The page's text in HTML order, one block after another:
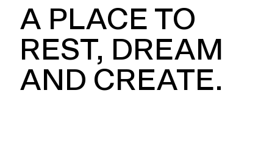
A PLACE TO
REST, DREAM
AND CREATE.